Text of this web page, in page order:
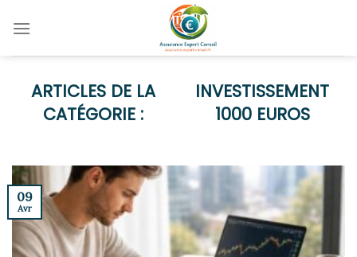
INVESTISSEMENT
1000 EUROS
09
Avr